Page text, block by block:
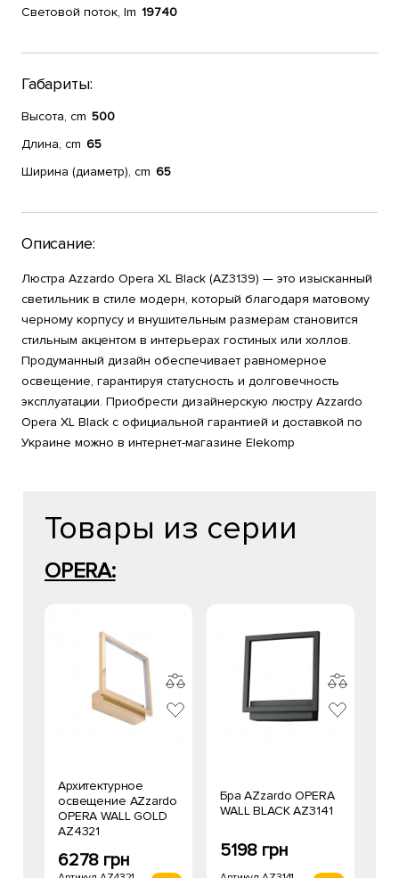
Световой поток, lm 19740
Габариты:
Высота, cm 500
Длина, cm 65
Ширина (диаметр), cm 65
Описание:
Люстра Azzardo Opera XL Black (AZ3139) — это изысканный
светильник в стиле модерн, который благодаря матовому
черному корпусу и внушительным размерам становится
стильным акцентом в интерьерах гостиных или холлов.
Продуманный дизайн обеспечивает равномерное
освещение, гарантируя статусность и долговечность
эксплуатации. Приобрести дизайнерскую люстру Azzardo
Opera XL Black с официальной гарантией и доставкой по
Украине можно в интернет-магазине Elekomp
Товары из серии
OPERA:
Архитектурное
освещение AZzardo
OPERA WALL GOLD
AZ4321
6278 грн
Бра AZzardo OPERA
WALL BLACK AZ3141
5198 грн